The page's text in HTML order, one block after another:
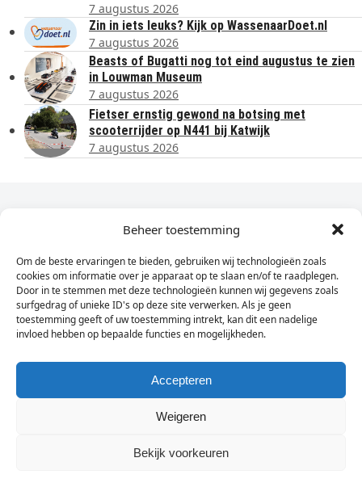
Beheer toestemming
Om de beste ervaringen te bieden, gebruiken wij technologieën zoals
cookies om informatie over je apparaat op te slaan en/of te raadplegen.
Door in te stemmen met deze technologieën kunnen wij gegevens zoals
surfgedrag of unieke ID's op deze site verwerken. Als je geen
toestemming geeft of uw toestemming intrekt, kan dit een nadelige
invloed hebben op bepaalde functies en mogelijkheden.
Accepteren
Weigeren
Bekijk voorkeuren
7 augustus 2026
Zin in iets leuks? Kijk op WassenaarDoet.nl
7 augustus 2026
Beasts of Bugatti nog tot eind augustus te zien
in Louwman Museum
7 augustus 2026
Fietser ernstig gewond na botsing met
scooterrijder op N441 bij Katwijk
7 augustus 2026
Dagelijks het laatste nieuws in je e-mail?
Vul
hier
je
e-
mailadres
in
Sign Up